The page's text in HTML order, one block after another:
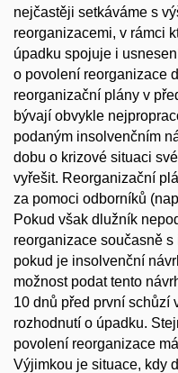
nejčastěji setkáváme s
reorganizacemi, v rámci
úpadku spojuje i
o povolení reorganizace
reorganizační plány v
bývají obvykle
podaným insolvenčním
dobu o krizové situaci
vyřešit. Reorganizační
za pomoci odborníků
Pokud však dlužník
reorganizace současně
pokud je insolvenční
možnost podat tento
10 dnů před první schůzí
rozhodnutí o úpadku.
povolení reorganizace
Výjimkou je situace, kdy